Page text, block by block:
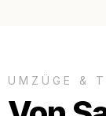
UMZÜGE &